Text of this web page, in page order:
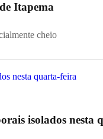
Itapema
cheio
isolados nesta